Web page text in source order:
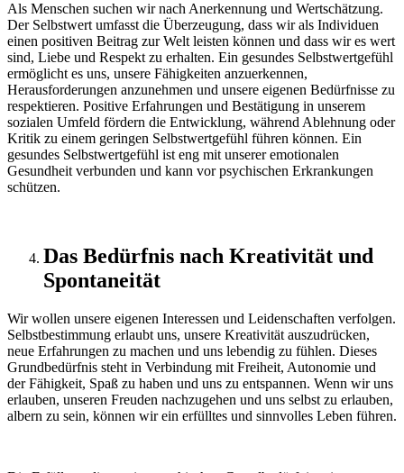
Als Menschen suchen wir nach Anerkennung und Wertschätzung.
Der Selbstwert umfasst die Überzeugung, dass wir als Individuen
einen positiven Beitrag zur Welt leisten können und dass wir es wert
sind, Liebe und Respekt zu erhalten. Ein gesundes Selbstwertgefühl
ermöglicht es uns, unsere Fähigkeiten anzuerkennen,
Herausforderungen anzunehmen und unsere eigenen Bedürfnisse zu
respektieren. Positive Erfahrungen und Bestätigung in unserem
sozialen Umfeld fördern die Entwicklung, während Ablehnung oder
Kritik zu einem geringen Selbstwertgefühl führen können. Ein
gesundes Selbstwertgefühl ist eng mit unserer emotionalen
Gesundheit verbunden und kann vor psychischen Erkrankungen
schützen.
Das Bedürfnis nach Kreativität und
Spontaneität
Wir wollen unsere eigenen Interessen und Leidenschaften verfolgen.
Selbstbestimmung erlaubt uns, unsere Kreativität auszudrücken,
neue Erfahrungen zu machen und uns lebendig zu fühlen. Dieses
Grundbedürfnis steht in Verbindung mit Freiheit, Autonomie und
der Fähigkeit, Spaß zu haben und uns zu entspannen. Wenn wir uns
erlauben, unseren Freuden nachzugehen und uns selbst zu erlauben,
albern zu sein, können wir ein erfülltes und sinnvolles Leben führen.